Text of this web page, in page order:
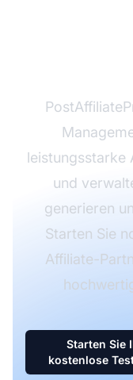
leistungsstarke
und
generieren
Starten Sie
Affiliate-
Starten Sie
kostenlose